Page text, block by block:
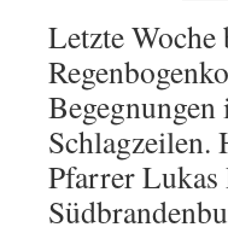
Letzte Woche
Schlagzeilen.
Pfarrer